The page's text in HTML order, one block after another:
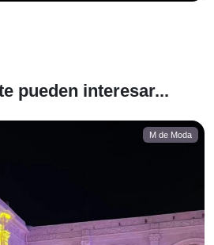
pueden interesar...
M de Moda